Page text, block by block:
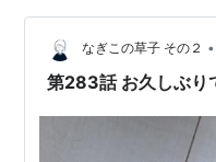
記はこちら！
----------------------…
なぎこの草子 その２ •
第283話 お久しぶり